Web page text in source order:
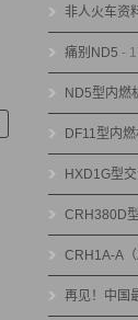
非人火车资
痛别ND5 -
ND5型内燃
DF11型内
HXD1G型
CRH380D
CRH1A-A
再见！中国